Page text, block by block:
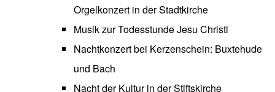
Orgelkonzert in der Stadtkirche
Musik zur Todesstunde Jesu Christi
Nachtkonzert bei Kerzenschein: Buxtehude
und Bach
Nacht der Kultur in der Stiftskirche